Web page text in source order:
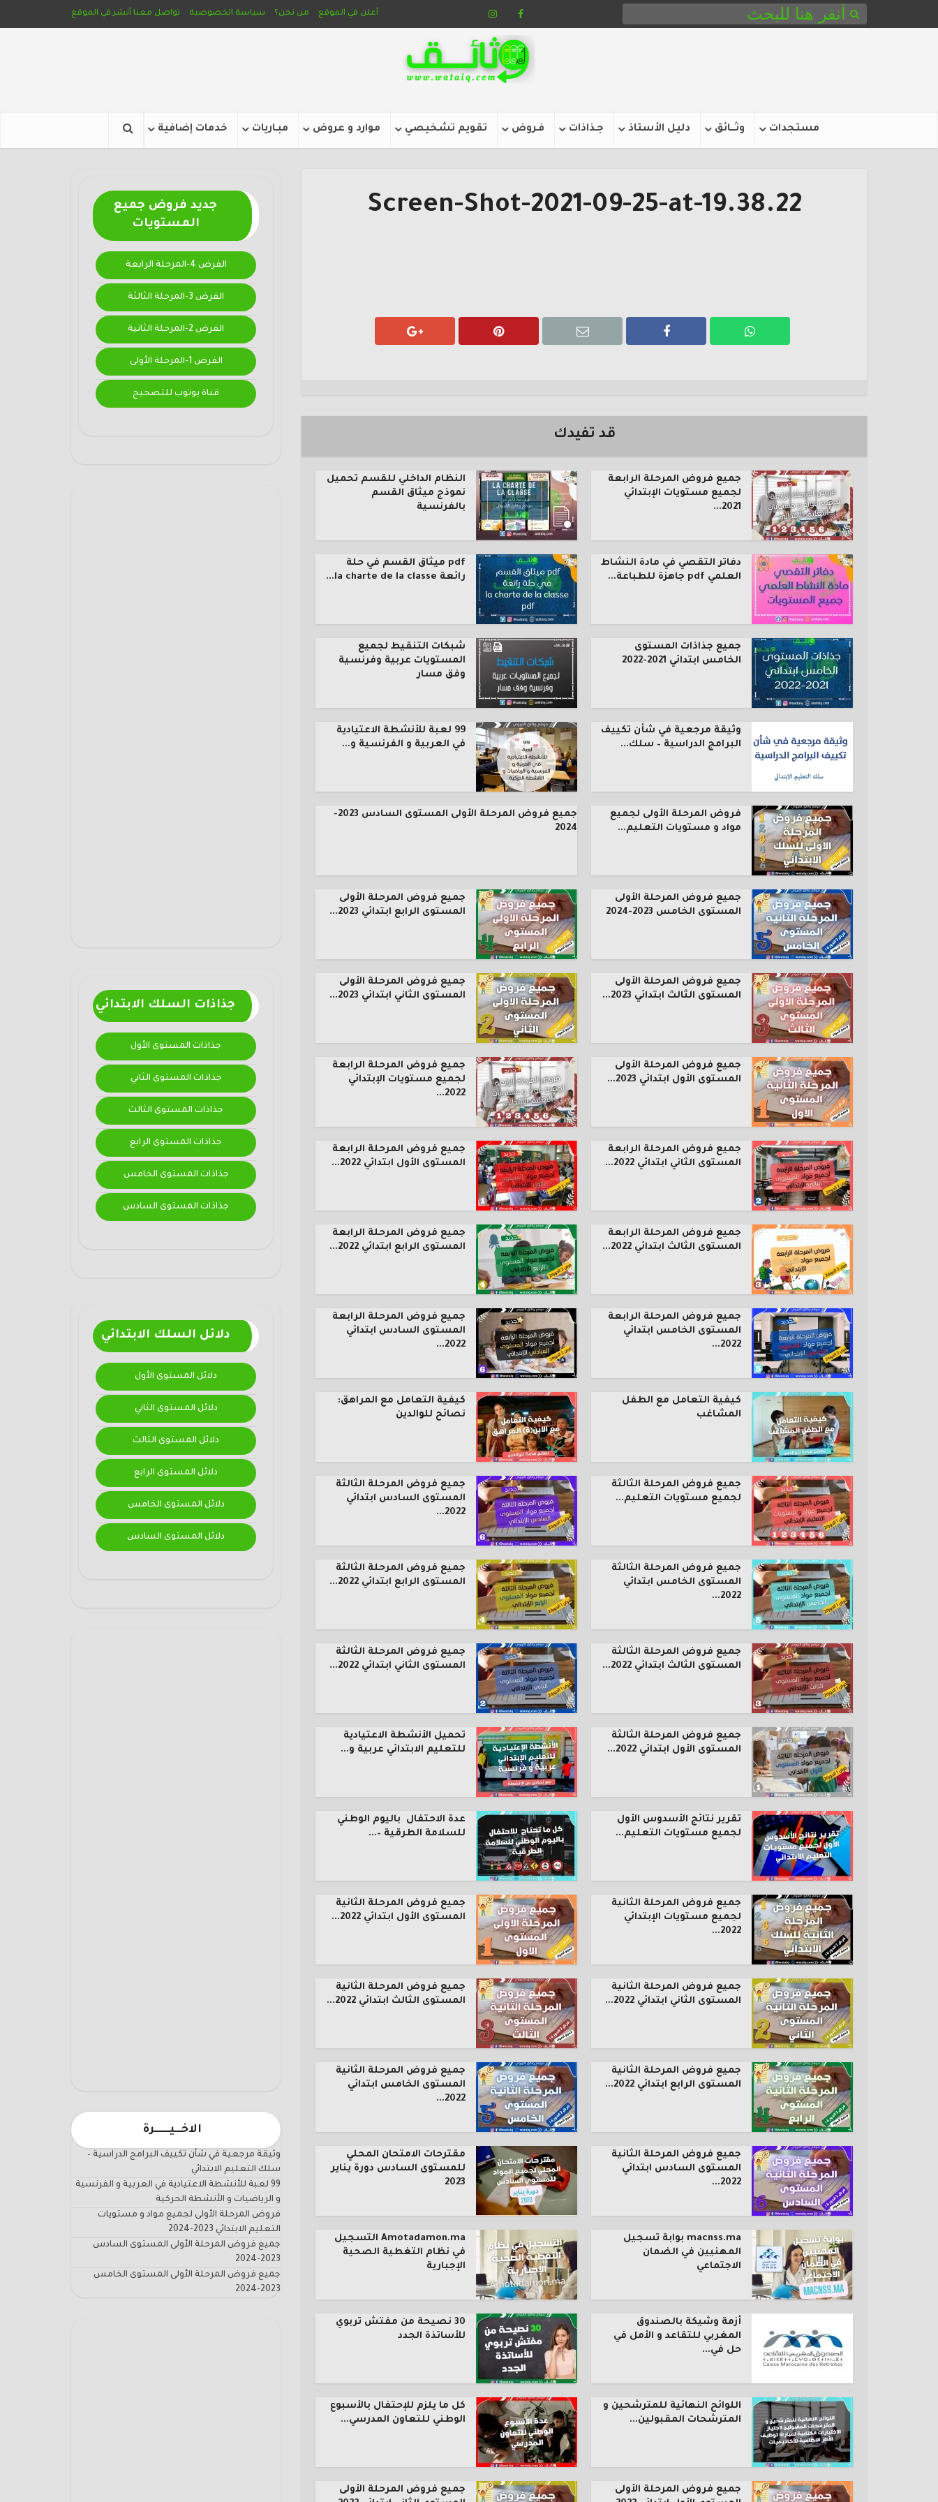
أعلن في الموقع من نحن؟ سياسة الخصوصية تواصل معنا أنشر في الموقع
مستجدات وثـــائق دليل الأستاذ جـذاذات فـروض تقويم تشخيصي موارد و عروض مبـاريات خدمات إضافية
جديد فروض جميع
المستويات
الفرض 4-المرحلة الرابعة
الفرض 3-المرحلة الثالثة
الفرض 2-المرحلة الثانية
الفرض 1-المرحلة الأولى
قناة يوتوب للتصحيح
جذاذات السلك الابتدائي
جذاذات المستوى الأول
جذاذات المستوى الثاني
جذاذات المستوى الثالث
جذاذات المستوى الرابع
جذاذات المستوى الخامس
جذاذات المستوى السادس
دلائل السلك الابتدائي
دلائل المستوى الأول
دلائل المستوى الثاني
دلائل المستوى الثالث
دلائل المستوى الرابع
دلائل المستوى الخامس
دلائل المستوى السادس
الاخـــيـــــــرة
وثيقة مرجعية في شأن تكييف البرامج الدراسية –
سلك التعليم الابتدائي
99 لعبة للأنشطة الاعتيادية في العربية و الفرنسية
و الرياضيات و الأنشطة الحركية
فروض المرحلة الأولى لجميع مواد و مستويات
التعليم الابتدائي 2023-2024
جميع فروض المرحلة الأولى المستوى السادس
2023-2024
جميع فروض المرحلة الأولى المستوى الخامس
2023-2024
Screen-Shot-2021-09-25-at-19.38.22
قد تفيدك
جميع فروض المرحلة الرابعة
لجميع مستويات الإبتدائي
2021...
النظام الداخلي للقسم تحميل
نموذج ميثاق القسم
بالفرنسية
دفاتر التقصي في مادة النشاط
العلمي pdf جاهزة للطباعة...
pdf ميثاق القسم في حلة
رائعة la charte de la classe...
جميع جذاذات المستوى
الخامس ابتدائي 2021-2022
شبكات التنقيط لجميع
المستويات عربية وفرنسية
وفق مسار
وثيقة مرجعية في شأن تكييف
البرامج الدراسية – سلك...
99 لعبة للأنشطة الاعتيادية
في العربية و الفرنسية و...
فروض المرحلة الأولى لجميع
مواد و مستويات التعليم...
جميع فروض المرحلة الأولى المستوى السادس 2023-
2024
جميع فروض المرحلة الأولى
المستوى الخامس 2023-2024
جميع فروض المرحلة الأولى
المستوى الرابع ابتدائي 2023...
جميع فروض المرحلة الأولى
المستوى الثالث ابتدائي 2023...
جميع فروض المرحلة الأولى
المستوى الثاني ابتدائي 2023...
جميع فروض المرحلة الأولى
المستوى الأول ابتدائي 2023...
جميع فروض المرحلة الرابعة
لجميع مستويات الإبتدائي
2022...
جميع فروض المرحلة الرابعة
المستوى الثاني ابتدائي 2022...
جميع فروض المرحلة الرابعة
المستوى الأول ابتدائي 2022...
جميع فروض المرحلة الرابعة
المستوى الثالث ابتدائي 2022...
جميع فروض المرحلة الرابعة
المستوى الرابع ابتدائي 2022...
جميع فروض المرحلة الرابعة
المستوى الخامس ابتدائي
2022...
جميع فروض المرحلة الرابعة
المستوى السادس ابتدائي
2022...
كيفية التعامل مع الطفل
المشاغب
كيفية التعامل مع المراهق:
نصائح للوالدين
جميع فروض المرحلة الثالثة
لجميع مستويات التعليم...
جميع فروض المرحلة الثالثة
المستوى السادس ابتدائي
2022...
جميع فروض المرحلة الثالثة
المستوى الخامس ابتدائي
2022...
جميع فروض المرحلة الثالثة
المستوى الرابع ابتدائي 2022...
جميع فروض المرحلة الثالثة
المستوى الثالث ابتدائي 2022...
جميع فروض المرحلة الثالثة
المستوى الثاني ابتدائي 2022...
جميع فروض المرحلة الثالثة
المستوى الأول ابتدائي 2022...
تحميل الأنشطة الاعتيادية
للتعليم الابتدائي عربية و...
تقرير نتائج الأسدوس الأول
لجميع مستويات التعليم...
عدة الاحتفال باليوم الوطني
للسلامة الطرقية –...
جميع فروض المرحلة الثانية
لجميع مستويات الإبتدائي
2022...
جميع فروض المرحلة الثانية
المستوى الأول ابتدائي 2022...
جميع فروض المرحلة الثانية
المستوى الثاني ابتدائي 2022...
جميع فروض المرحلة الثانية
المستوى الثالث ابتدائي 2022...
جميع فروض المرحلة الثانية
المستوى الرابع ابتدائي 2022...
جميع فروض المرحلة الثانية
المستوى الخامس ابتدائي
2022...
جميع فروض المرحلة الثانية
المستوى السادس ابتدائي
2022...
مقترحات الامتحان المحلي
للمستوى السادس دورة يناير
2023
macnss.ma بوابة تسجيل
المهنيين في الضمان
الاجتماعي
Amotadamon.ma التسجيل
في نظام التغطية الصحية
الإجبارية
أزمة وشيكة بالصندوق
المغربي للتقاعد و الأمل في
حل في...
30 نصيحة من مفتش تربوي
للأساتذة الجدد
اللوائح النهائية للمترشحين و
المترشحات المقبولين...
كل ما يلزم للإحتفال بالأسبوع
الوطني للتعاون المدرسي...
جميع فروض المرحلة الأولى
جميع فروض المرحلة الأولى